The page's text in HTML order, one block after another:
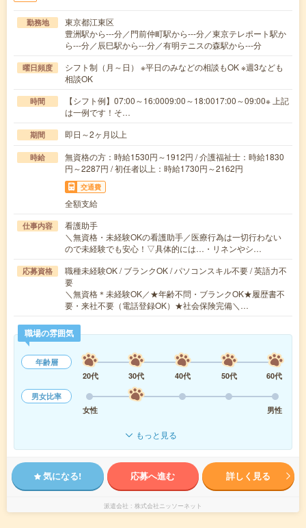
勤務地
東京都江東区
豊洲駅から---分／門前仲町駅から---分／東京テレポート駅か
ら---分／辰巳駅から---分／有明テニスの森駅から---分
曜日頻度
シフト制（月～日） ※平日のみなどの相談もOK ※週3なども
相談OK
時間
【シフト例】07:00～16:0009:00～18:0017:00～09:00※ 上記
は一例です！そ…
期間 即日～2ヶ月以上
時給
無資格の方：時給1530円～1912円 / 介護福祉士：時給1830
円～2287円 / 初任者以上：時給1730円～2162円
交通費
全額支給
仕事内容
看護助手
＼無資格・未経験OKの看護助手／医療行為は一切行わない
ので未経験でも安心！▽具体的には…・リネンやシ…
応募資格
職種未経験OK / ブランクOK / パソコンスキル不要 / 英語力不
要
＼無資格＊未経験OK／★年齢不問・ブランクOK★履歴書不
要・来社不要（電話登録OK）★社会保険完備＼…
職場の雰囲気
年齢層
20代
30代 40代 50代
60代
男女比率
女性
男性
もっと見る
気になる! 応募へ進む 詳しく見る
派遣会社 株式会社ニッソーネット